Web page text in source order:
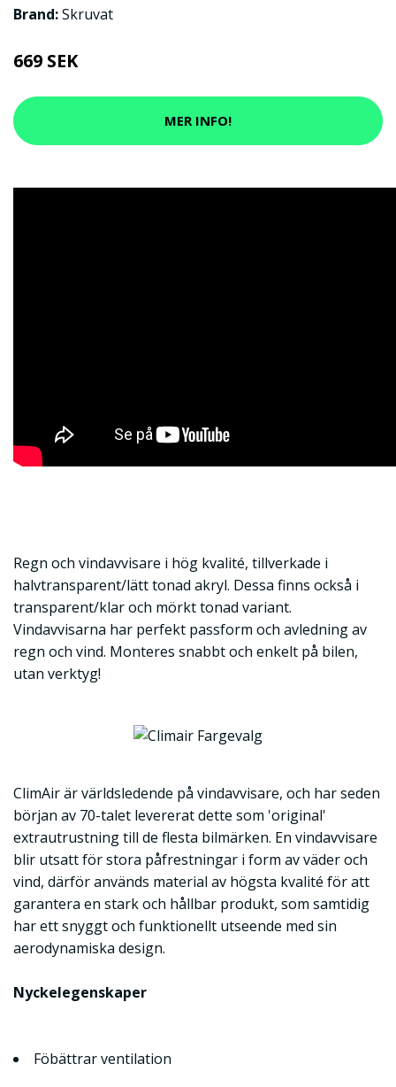
Brand:Skruvat
669 SEK
MER INFO!
Regn och vindavvisare i hög kvalité, tillverkade i
halvtransparent/lätt tonad akryl. Dessa finns också i
transparent/klar och mörkt tonad variant.
Vindavvisarna har perfekt passform och avledning av
regn och vind. Monteres snabbt och enkelt på bilen,
utan verktyg!
ClimAir är världsledende på vindavvisare, och har seden
början av 70-talet levererat dette som 'original'
extrautrustning till de flesta bilmärken. En vindavvisare
blir utsatt för stora påfrestningar i form av väder och
vind, därför används material av högsta kvalité för att
garantera en stark och hållbar produkt, som samtidig
har ett snyggt och funktionellt utseende med sin
aerodynamiska design.
Nyckelegenskaper
Föbättrar ventilation